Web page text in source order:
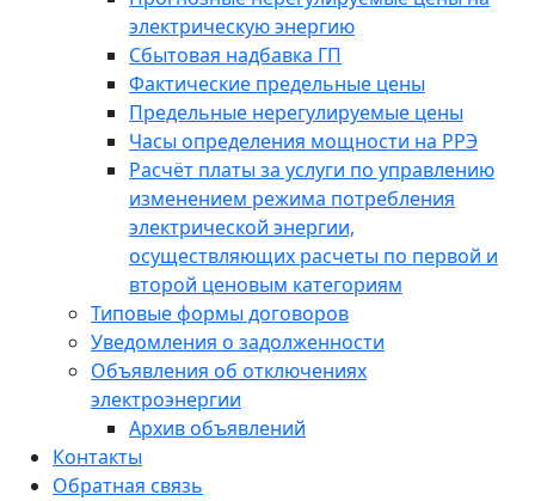
электрическую энергию
Сбытовая надбавка ГП
Фактические предельные цены
Предельные нерегулируемые цены
Часы определения мощности на РРЭ
Расчёт платы за услуги по управлению
изменением режима потребления
электрической энергии,
осуществляющих расчеты по первой и
второй ценовым категориям
Типовые формы договоров
Уведомления о задолженности
Объявления об отключениях
электроэнергии
Архив объявлений
Контакты
Обратная связь